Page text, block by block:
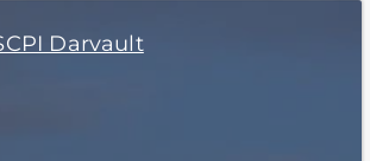
Darvault